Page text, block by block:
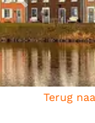
Vorige
Terug